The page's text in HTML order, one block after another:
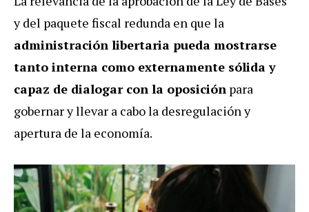
y del paquete fiscal redunda en que la
administración libertaria pueda mostrarse
tanto interna como externamente sólida y
capaz de dialogar con la oposición para
gobernar y llevar a cabo la desregulación y
apertura de la economía.